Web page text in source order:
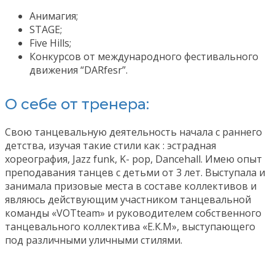
Анимагия;
STAGE;
Five Hills;
Конкурсов от международного фестивального
движения “DARfesr”.
О себе от тренера:
Свою танцевальную деятельность начала с раннего
детства, изучая такие стили как : эстрадная
хореография, Jazz funk, K- pop, Dancehall. Имею опыт
преподавания танцев с детьми от 3 лет. Выступала и
занимала призовые места в составе коллективов и
являюсь действующим участником танцевальной
команды «VOTteam» и руководителем собственного
танцевального коллектива «Е.К.М», выступающего
под различными уличными стилями.